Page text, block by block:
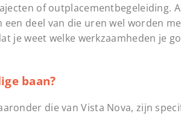
of outplacementbegeleiding.
deel van die uren wel worden
je weet welke werkzaamheden je
baan?
die van Vista Nova, zijn